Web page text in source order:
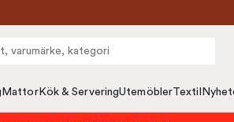
MattorKök & ServeringUtemöblerTextil